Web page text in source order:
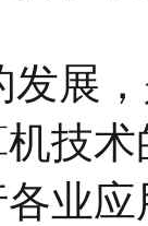
展
技
业